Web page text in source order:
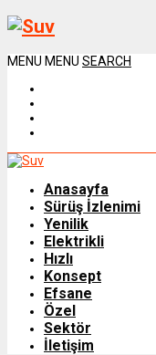
MENU MENU SEARCH
Anasayfa
Sürüş İzlenimi
Yenilik
Elektrikli
Hızlı
Konsept
Efsane
Özel
Sektör
İletişim